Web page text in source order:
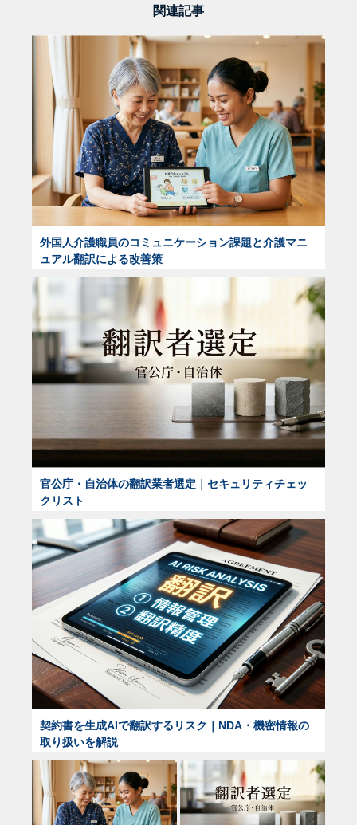
関連記事
外国人介護職員のコミュニケーション課題と介護マニ
ュアル翻訳による改善策
官公庁・自治体の翻訳業者選定｜セキュリティチェッ
クリスト
契約書を生成AIで翻訳するリスク｜NDA・機密情報の
取り扱いを解説